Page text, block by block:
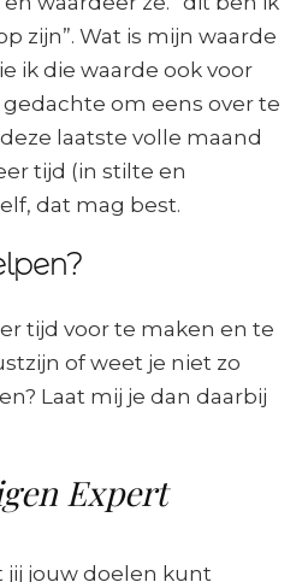
zijn”. Wat is mijn waarde
ik die waarde ook voor
om eens over te
laatste volle maand
tijd (in stilte en
dat mag best.
tijd voor te maken en te
of weet je niet zo
Laat mij je dan daarbij
Expert
jij jouw doelen kunt